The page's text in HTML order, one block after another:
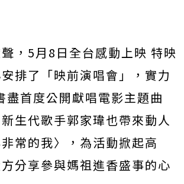
，5月8日全台感動上映 特映
排了「映前演唱會」， 實力
首度公開獻唱電影主題曲
新生代歌手郭家瑋也帶來動人
常的我〉， 為活動掀起高
分享參與媽祖進香盛事的心